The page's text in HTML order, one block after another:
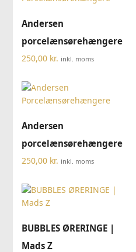
Andersen
porcelænsørehængere
250,00 kr. inkl. moms
Andersen
porcelænsørehængere
250,00 kr. inkl. moms
BUBBLES ØRERINGE |
Mads Z